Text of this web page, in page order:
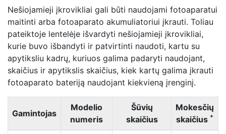
Nešiojamieji įkrovikliai gali būti naudojami fotoaparatui
maitinti arba fotoaparato akumuliatoriui įkrauti. Toliau
pateiktoje lentelėje išvardyti nešiojamieji įkrovikliai,
kurie buvo išbandyti ir patvirtinti naudoti, kartu su
apytiksliu kadrų, kuriuos galima padaryti naudojant,
skaičius ir apytikslis skaičius, kiek kartų galima įkrauti
fotoaparato bateriją naudojant kiekvieną įrenginį.
Gamintojas
Modelio
numeris
Šūvių
skaičius
Mokesčių
skaičius *